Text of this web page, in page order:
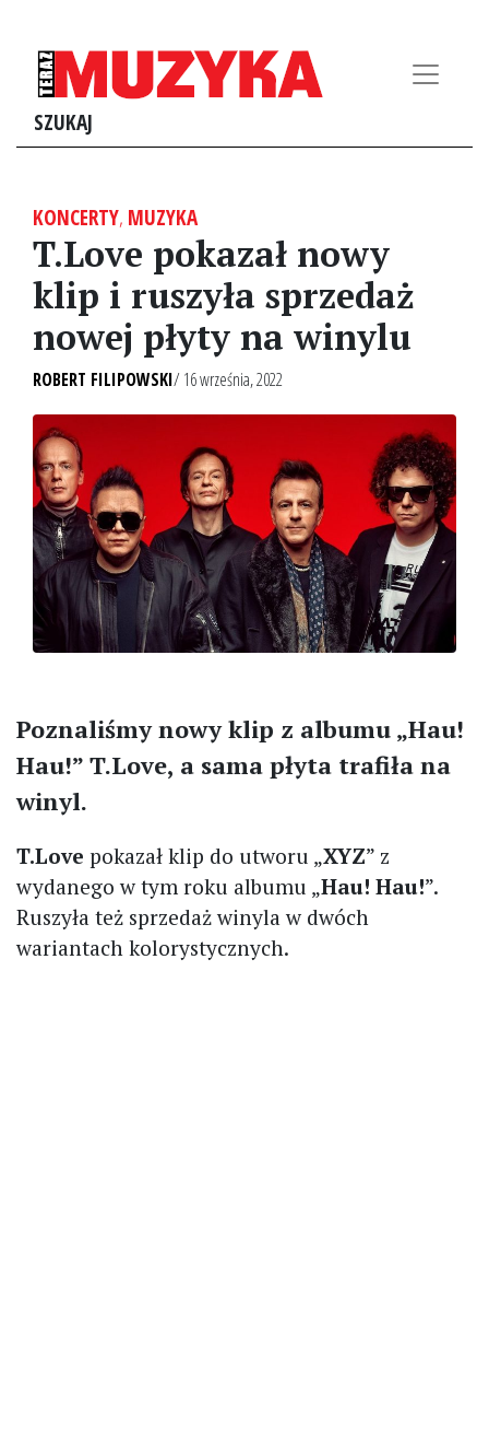
SZUKAJ
KONCERTY, MUZYKA
T.Love pokazał nowy
klip i ruszyła sprzedaż
nowej płyty na winylu
ROBERT FILIPOWSKI/ 16 września, 2022
Poznaliśmy nowy klip z albumu „Hau!
Hau!” T.Love, a sama płyta trafiła na
winyl.
T.Love pokazał klip do utworu „XYZ” z
wydanego w tym roku albumu „Hau! Hau!”.
Ruszyła też sprzedaż winyla w dwóch
wariantach kolorystycznych.